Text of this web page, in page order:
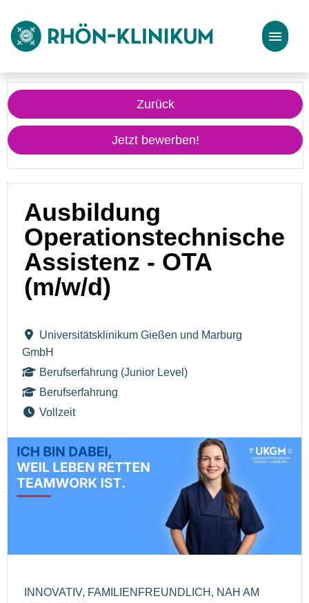
Stellenangebote
Bewerbungstipps
Zurück
Jetzt bewerben!
Ausbildung
Operationstechnische
Assistenz - OTA
(m/w/d)
Universitätsklinikum Gießen und Marburg
GmbH
Berufserfahrung (Junior Level)
Berufserfahrung
Vollzeit
INNOVATIV, FAMILIENFREUNDLICH, NAH AM